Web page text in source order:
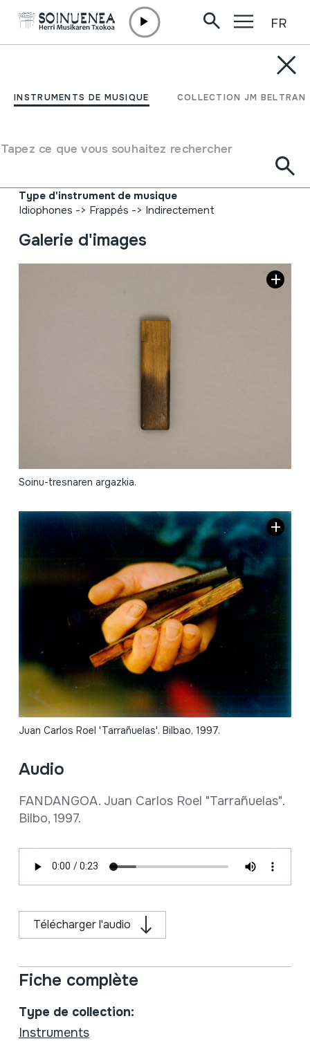
INSTRUMENTS DE MUSIQUE COLLECTION JM BELTRAN
Tapez ce que vous souhaitez rechercher
FR
TXARAMELAK;
TARRAÑUELAS
Type d'instrument de musique
Idiophones -> Frappés -> Indirectement
Galerie d'images
Soinu-tresnaren argazkia.
Juan Carlos Roel 'Tarrañuelas'. Bilbao, 1997.
Audio
FANDANGOA. Juan Carlos Roel "Tarrañuelas".
Bilbo, 1997.
Télécharger l'audio
Fiche complète
Type de collection:
Instruments